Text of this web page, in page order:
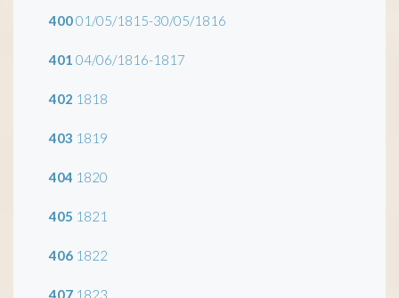
40001/05/1815-30/05/1816
401 04/06/1816-1817
402 1818
403 1819
404 1820
405 1821
406 1822
407 1823